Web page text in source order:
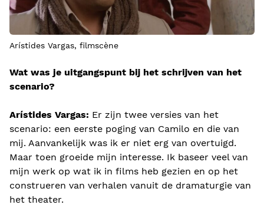
Arístides Vargas, filmscène
Wat was je uitgangspunt bij het schrijven van het
scenario?
Arístides Vargas: Er zijn twee versies van het
scenario: een eerste poging van Camilo en die van
mij. Aanvankelijk was ik er niet erg van overtuigd.
Maar toen groeide mijn interesse. Ik baseer veel van
mijn werk op wat ik in films heb gezien en op het
construeren van verhalen vanuit de dramaturgie van
het theater.